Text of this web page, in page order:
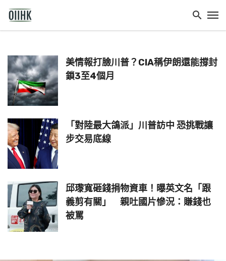
美情報打臉川普？CIA稱伊朗還能撐封
鎖3至4個月
「對陸最大鴿派」川普訪中 恐挑戰讓
步交易底線
邱瓈寬砸錢捐物資車！曝英文名「跟
義剪有關」 親吐國片慘況：賺錢也
被罵